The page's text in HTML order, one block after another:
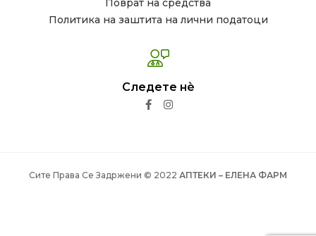
Поврат на средства
Политика на заштита на лични податоци
Следете нѐ
Сите Права Се Задржени © 2022 АПТЕКИ – ЕЛЕНА ФАРМ